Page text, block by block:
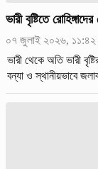
ভারী বৃষ্টিতে
০৭ জুলাই ২০২৬, ১১:৪২
ভারী থেকে অতি ভারী
বন্যা ও স্থানীয়ভাবে
বলে জানিয়েছে